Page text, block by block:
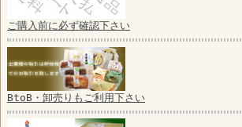
ご購入前に必ず確認下さい
BtoB・卸売りもご利用下さい